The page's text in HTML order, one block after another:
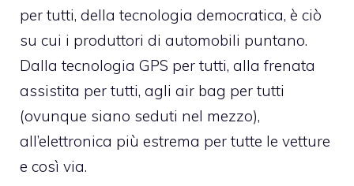
per tutti, della tecnologia democratica, è ciò
su cui i produttori di automobili puntano.
Dalla tecnologia GPS per tutti, alla frenata
assistita per tutti, agli air bag per tutti
(ovunque siano seduti nel mezzo),
all’elettronica più estrema per tutte le vetture
e così via.